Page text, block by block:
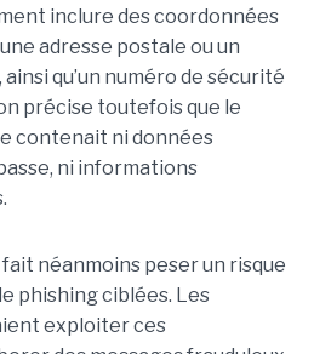
inclure des coordonnées
adresse postale ou un
qu’un numéro de sécurité
précise toutefois que le
contenait ni données
ni informations
néanmoins peser un risque
phishing ciblées. Les
exploiter ces